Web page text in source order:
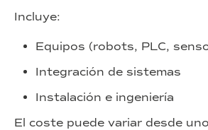
Incluye:
Equipos (robots, PLC,
Integración de sistemas
Instalación e ingeniería
El coste puede variar desde